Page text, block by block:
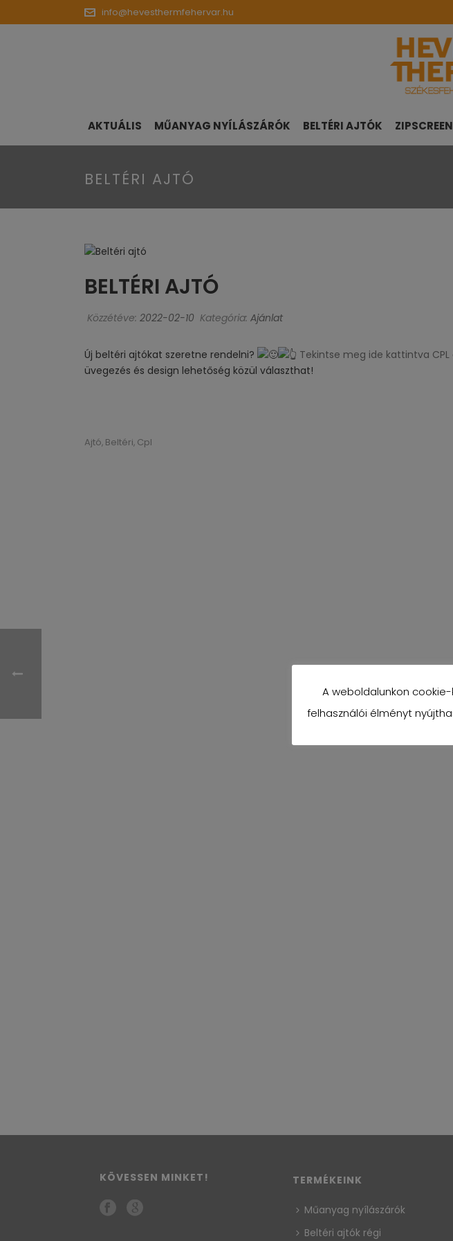
info@hevesthermfehervar.hu
AKTUÁLIS MŰANYAG NYÍLÁSZÁRÓK BELTÉRI AJTÓK
BELTÉRI AJTÓ
BELTÉRI AJTÓ
Közzétéve: 2022-02-10 Kategória: Ajánlat
Új beltéri ajtókat szeretne rendelni? Tekintse meg ide kattintva
üvegezés és design lehetőség közül választhat!
Ajtó, Beltéri, Cpl
KÖVESSEN MINKET! TERMÉKEINK
Műanyag nyílászárók
Beltéri ajtók régi
A weboldalunkon
felhasználói élményt